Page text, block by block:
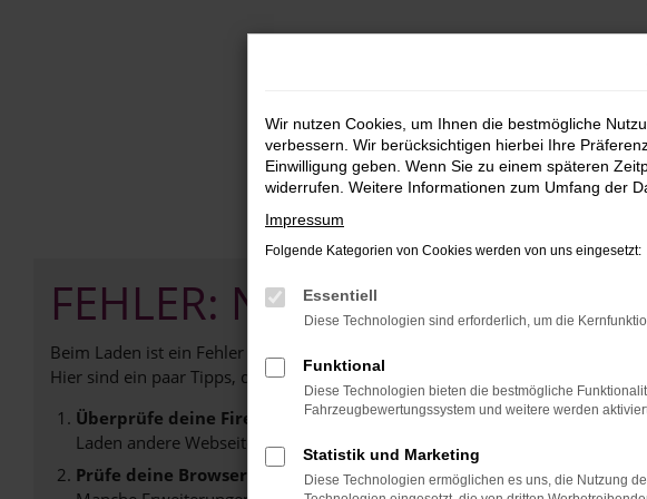
FEHLER: NETWORK ERROR
Beim Laden ist ein Fehler aufgetreten.
Hier sind ein paar Tipps, die dir helfen können:
Überprüfe deine Firewall und deine Internetverbindung.
Laden andere Webseiten, zum Beispiel deine Suchmaschine?
Prüfe deine Browsererweiterungen.
Wir nutzen Cookies, um Ihnen die bestmögliche
verbessern. Wir berücksichtigen hierbei Ihre
Einwilligung geben. Wenn Sie zu einem späteren
widerrufen. Weitere Informationen zum Umfang der
Impressum
Folgende Kategorien von Cookies werden von uns eingesetzt:
Essentiell
Diese Technologien sind erforderlich, um die
Funktional
Diese Technologien bieten die bestmögliche
Fahrzeugbewertungssystem und weitere werden
Statistik und Marketing
Diese Technologien ermöglichen es uns, die Nutzung